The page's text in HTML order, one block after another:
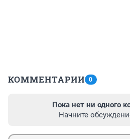
КОММЕНТАРИИ 0
Пока нет ни одного
Начните